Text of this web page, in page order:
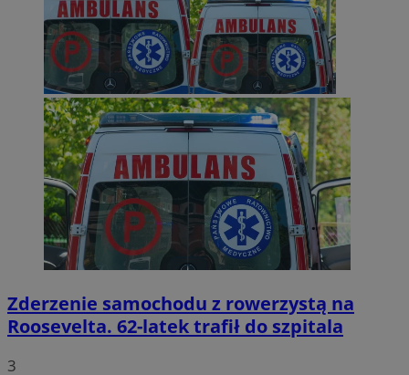
Zderzenie samochodu z rowerzystą na
Roosevelta. 62-latek trafił do szpitala
3